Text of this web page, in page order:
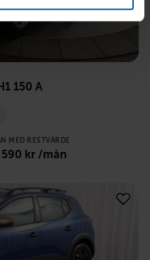
150 A
MED RESTVÄRDE
590 kr /mån